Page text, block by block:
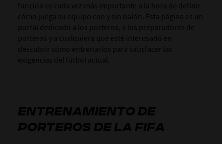
función es cada vez más importante a la hora de definir
cómo juega su equipo con y sin balón. Esta página es un
portal dedicado a los porteros, a los preparadores de
porteros y a cualquiera que esté interesado en
descubrir cómo entrenarlos para satisfacer las
exigencias del fútbol actual.
ENTRENAMIENTO DE
PORTEROS DE LA FIFA